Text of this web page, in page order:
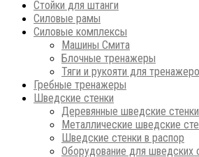
Стойки для штанги
Силовые рамы
Силовые комплексы
Машины Смита
Блочные тренажеры
Тяги и рукояти для
Гребные тренажеры
Шведские стенки
Деревянные шведские стенки
Металлические шведские
Шведские стенки в распор
Оборудование для шведских